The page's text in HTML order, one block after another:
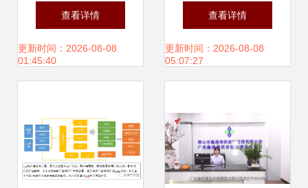
链 富士康 立讯精
密越南北部工厂被
查看详情
更新时间：2026-08-08
01:45:40
链管理对标方法论
与实践分享
查看详情
更新时间：2026-08-08
05:07:27